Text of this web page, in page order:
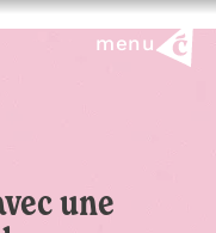
menu
une